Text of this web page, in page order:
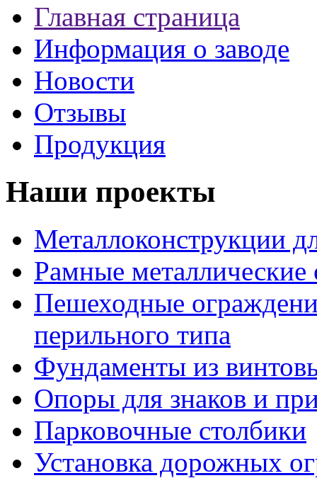
Главная страница
Информация о заводе
Новости
Отзывы
Продукция
Наши проекты
Металлоконструкции
Рамные
Пешеходные
перильного типа
Фундаменты из
Опоры для знаков и
Парковочные столбики
Установка дорожных